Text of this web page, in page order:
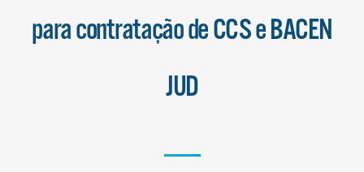
para contratação de CCS e BACEN
JUD